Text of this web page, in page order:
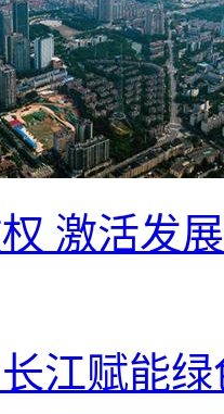
激活发
江赋能